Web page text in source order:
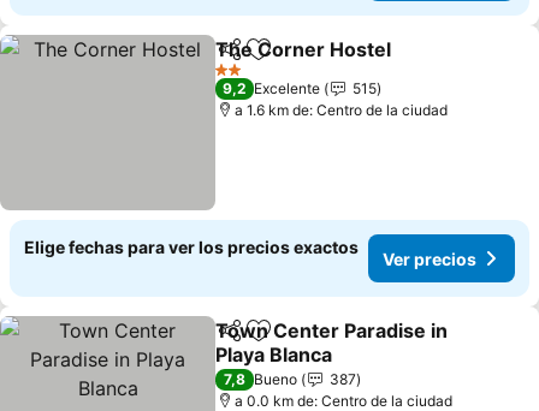
Compartir
Agregar a favoritos
The Corner Hostel
2 Estrellas
9,2 Excelente
515
a 1.6 km de: Centro de la ciudad
Elige fechas para ver los precios exactos
Ver precios
CompartirAgregar a favoritos
Town Center Paradise in
Playa Blanca
7,8 Bueno
387
a 0.0 km de: Centro de la ciudad